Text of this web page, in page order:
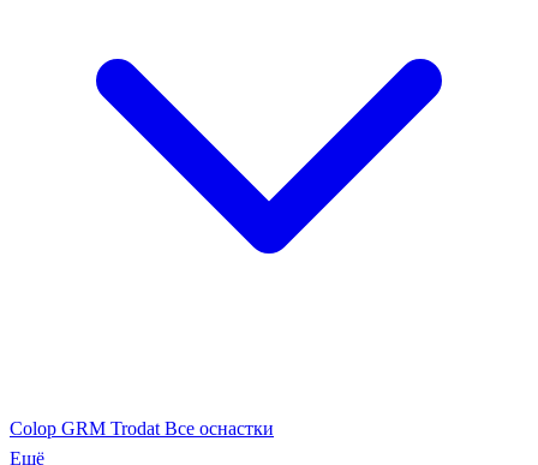
Colop GRM Trodat Все оснастки
Ещё